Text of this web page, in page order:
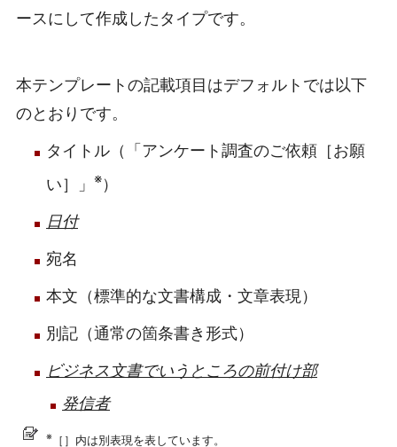
ースにして作成したタイプです。
本テンプレートの記載項目はデフォルトでは以下
のとおりです。
タイトル（「アンケート調査のご依頼［お願
い］」 ※）
日付
宛名
本文（標準的な文書構成・文章表現）
別記（通常の箇条書き形式）
ビジネス文書でいうところの前付け部
発信者
※ ［］内は別表現を表しています。